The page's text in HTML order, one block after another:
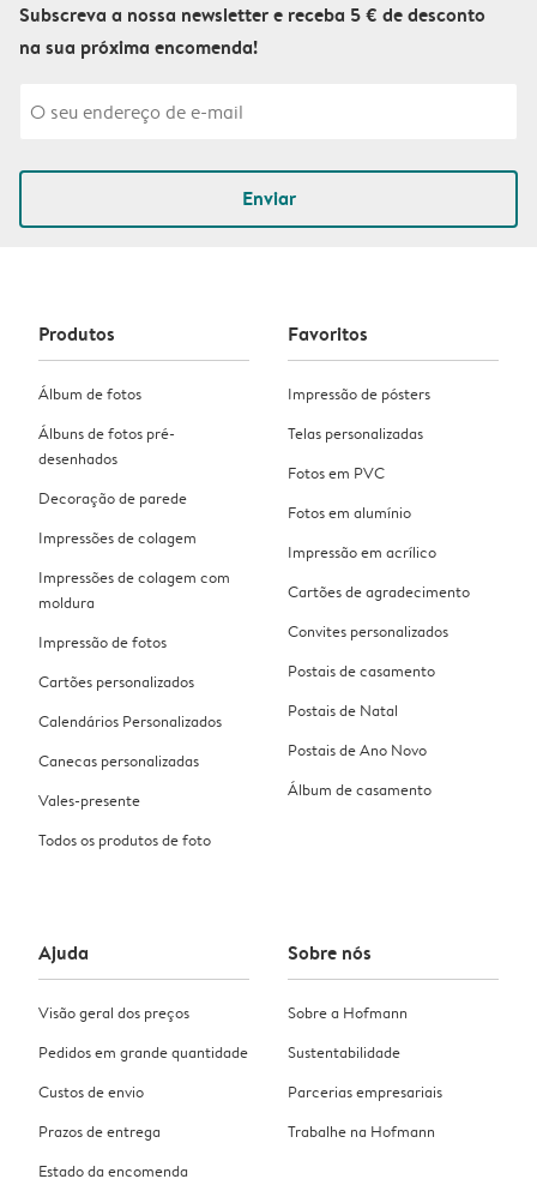
Subscreva a nossa newsletter e receba 5 € de desconto
na sua próxima encomenda!
Enviar
Produtos
Álbum de fotos
Álbuns de fotos pré-
desenhados
Decoração de parede
Impressões de colagem
Impressões de colagem com
moldura
Impressão de fotos
Cartões personalizados
Calendários Personalizados
Canecas personalizadas
Vales-presente
Todos os produtos de foto
Favoritos
Impressão de pósters
Telas personalizadas
Fotos em PVC
Fotos em alumínio
Impressão em acrílico
Cartões de agradecimento
Convites personalizados
Postais de casamento
Postais de Natal
Postais de Ano Novo
Álbum de casamento
Ajuda
Visão geral dos preços
Pedidos em grande quantidade
Custos de envio
Prazos de entrega
Estado da encomenda
Sobre nós
Sobre a Hofmann
Sustentabilidade
Parcerias empresariais
Trabalhe na Hofmann